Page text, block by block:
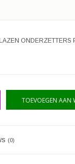
ONDERZETTERS
TOEVOEGEN AAN
(0)